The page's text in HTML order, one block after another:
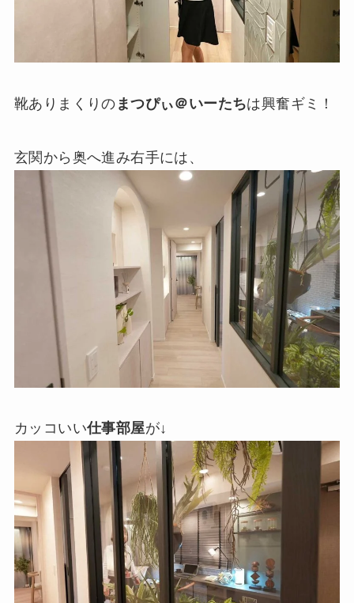
靴ありまくりの まつぴぃ＠いーたちは興奮ギミ！
玄関から奥へ進み右手には、
カッコいい仕事部屋が↓